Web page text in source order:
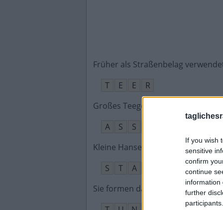
If you wish
sensitive
confirm
continue
information
further
Früher als Straßenbelag
T
E E
R
Großes Teegebiet im Norden
A
S S
Kleine Hansestadt an der
S
T A
Sie formen das unterirdische